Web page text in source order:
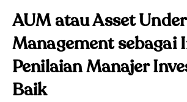
AUM atau Asset Under
Management sebagai
Penilaian Manajer
Baik